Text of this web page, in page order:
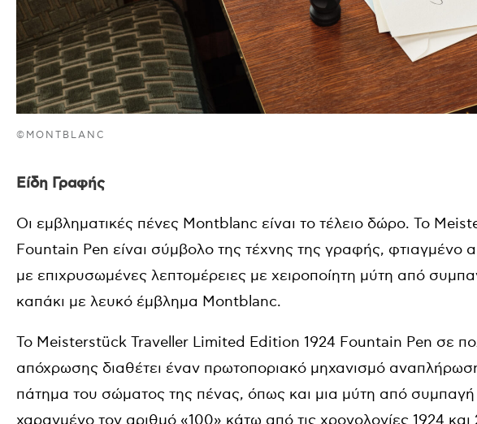
©MONTBLANC
Είδη Γραφής
Οι εμβληματικές πένες Montblanc είναι το τέλειο δώρο. Το
Fountain Pen είναι σύμβολο της τέχνης της γραφής, φτιαγμένο
με επιχρυσωμένες λεπτομέρειες με χειροποίητη μύτη από
καπάκι με λευκό έμβλημα Montblanc.
Το Meisterstück Traveller Limited Edition 1924 Fountain Pen σε
απόχρωσης διαθέτει έναν πρωτοποριακό μηχανισμό
πάτημα του σώματος της πένας, όπως και μια μύτη από
χαραγμένο τον αριθμό «100» κάτω από τις χρονολογίες 1924 και